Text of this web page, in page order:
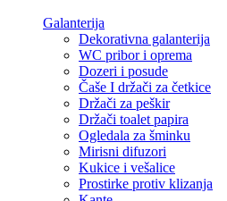
Galanterija
Dekorativna galanterija
WC pribor i oprema
Dozeri i posude
Čaše I držači za četkice
Držači za peškir
Držači toalet papira
Ogledala za šminku
Mirisni difuzori
Kukice i vešalice
Prostirke protiv klizanja